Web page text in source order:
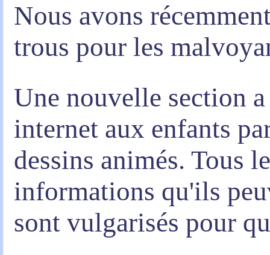
Nous avons
trous pour les
Une nouvelle section
internet aux enfants
dessins animés. Tous
informations qu'ils
sont vulgarisés pour